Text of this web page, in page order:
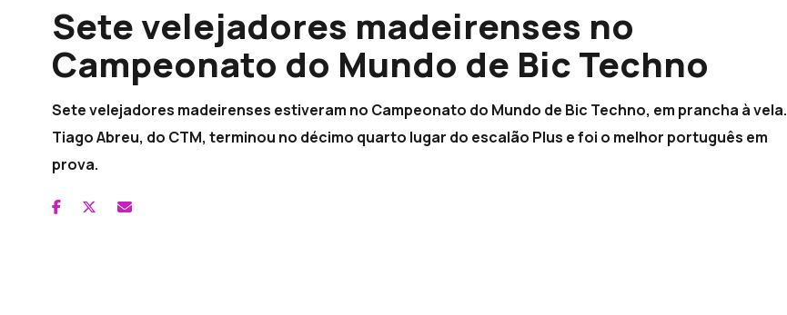
Sete velejadores madeirenses no
Campeonato do Mundo de Bic Techno
Sete velejadores madeirenses estiveram no Campeonato do Mundo de Bic Techno, em prancha à vela.
Tiago Abreu, do CTM, terminou no décimo quarto lugar do escalão Plus e foi o melhor português em
prova.